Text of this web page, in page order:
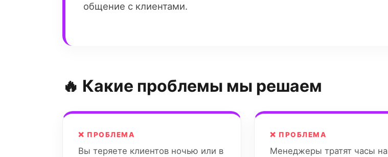
общение с клиентами.
🔥 Какие проблемы мы решаем
❌ ПРОБЛЕМА
Вы теряете клиентов ночью или в
❌ ПРОБЛЕМА
Менеджеры тратят часы на